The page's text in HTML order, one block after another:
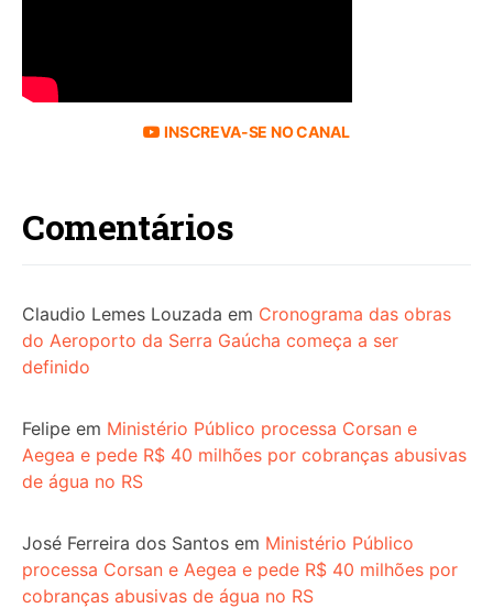
INSCREVA-SE NO CANAL
Comentários
Claudio Lemes Louzada em Cronograma das obras
do Aeroporto da Serra Gaúcha começa a ser
definido
Felipe em Ministério Público processa Corsan e
Aegea e pede R$ 40 milhões por cobranças abusivas
de água no RS
José Ferreira dos Santos em Ministério Público
processa Corsan e Aegea e pede R$ 40 milhões por
cobranças abusivas de água no RS